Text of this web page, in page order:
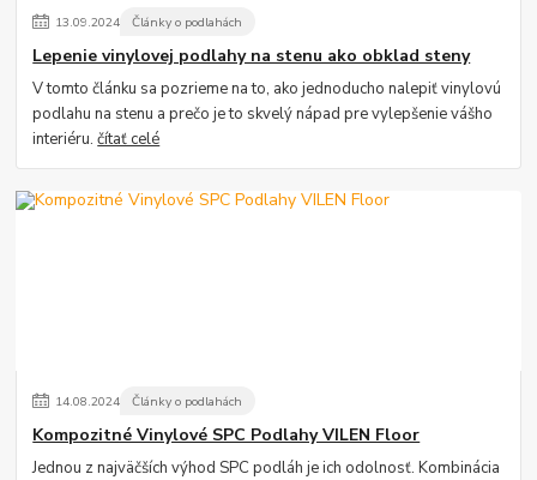
13.09.2024 Články o podlahách
Lepenie vinylovej podlahy na stenu ako obklad steny
V tomto článku sa pozrieme na to, ako jednoducho nalepiť vinylovú
podlahu na stenu a prečo je to skvelý nápad pre vylepšenie vášho
interiéru.čítať celé
14.08.2024 Články o podlahách
Kompozitné Vinylové SPC Podlahy VILEN Floor
Jednou z najväčších výhod SPC podláh je ich odolnosť. Kombinácia